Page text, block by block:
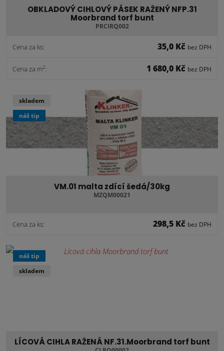
OBKLADOVÝ CIHLOVÝ PÁSEK RAŽENÝ NFP.31
Moorbrand torf bunt
PRCIRQ002
Cena za ks: 35,0 Kč bez DPH
Cena za m2: 1 680,0 Kč bez DPH
VM.01 malta zdící šedá/30kg
MZQM00021
Cena za ks: 298,5 Kč bez DPH
skladem
náš tip
LÍCOVÁ CIHLA RAŽENÁ NF.31.Moorbrand torf bunt
náš tip
skladem